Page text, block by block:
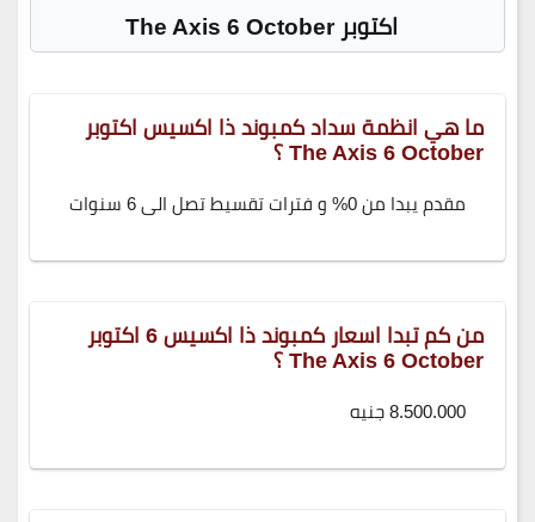
اكتوبر The Axis 6 October
ما هي انظمة سداد كمبوند ذا اكسيس اكتوبر
The Axis 6 October ؟
مقدم يبدا من 0% و فترات تقسيط تصل الى 6 سنوات
من كم تبدا اسعار كمبوند ذا اكسيس 6 اكتوبر
The Axis 6 October ؟
8.500.000 جنيه